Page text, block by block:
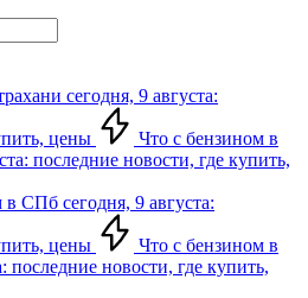
сегодня, 9 августа:
цены
Что с бензином в
последние новости, где купить,
СПб сегодня, 9 августа:
цены
Что с бензином в
последние новости, где купить,